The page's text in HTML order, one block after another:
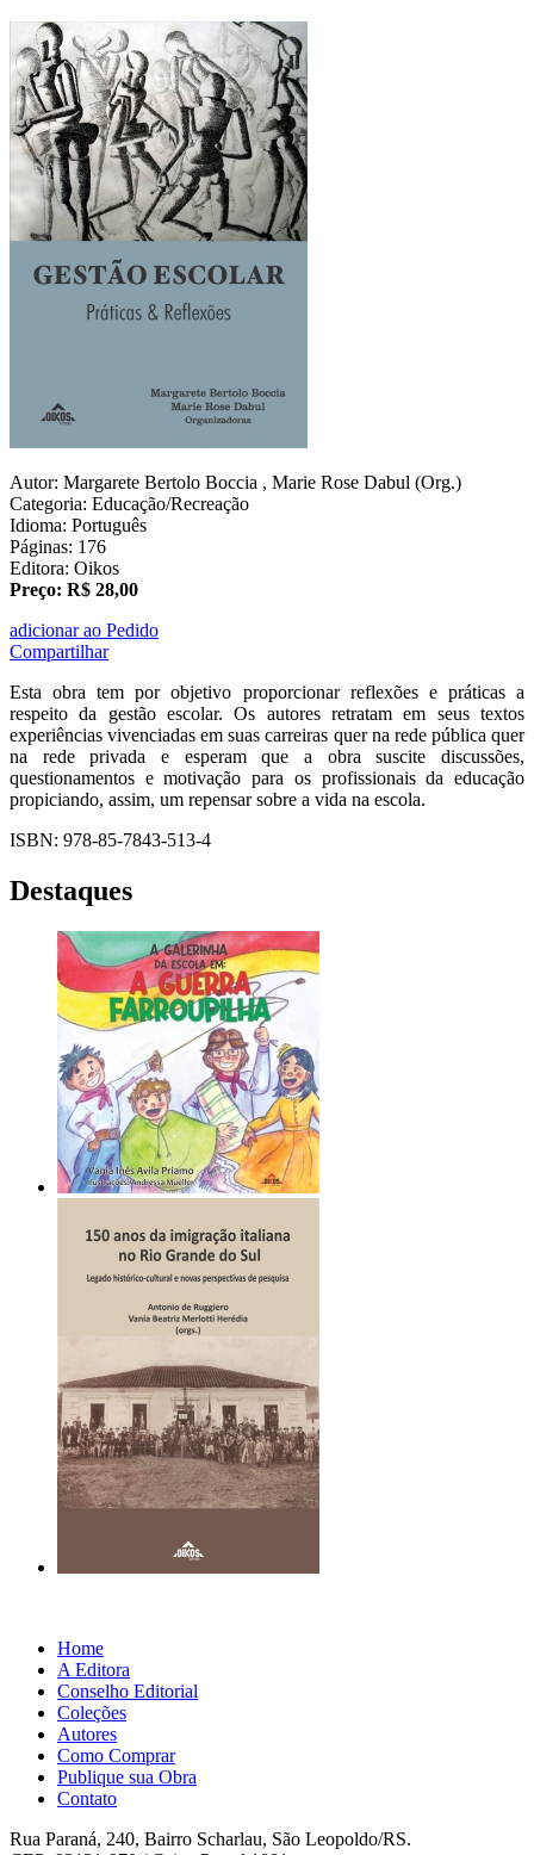
Autor: Margarete Bertolo Boccia , Marie Rose Dabul (Org.)
Categoria: Educação/Recreação
Idioma: Português
Páginas: 176
Editora: Oikos
Preço: R$ 28,00
adicionar ao Pedido
Compartilhar
Esta obra tem por objetivo proporcionar reflexões e práticas a
respeito da gestão escolar. Os autores retratam em seus textos
experiências vivenciadas em suas carreiras quer na rede pública quer
na rede privada e esperam que a obra suscite discussões,
questionamentos e motivação para os profissionais da educação
propiciando, assim, um repensar sobre a vida na escola.
ISBN: 978-85-7843-513-4
Destaques
Home
A Editora
Conselho Editorial
Coleções
Autores
Como Comprar
Publique sua Obra
Contato
Rua Paraná, 240, Bairro Scharlau, São Leopoldo/RS.